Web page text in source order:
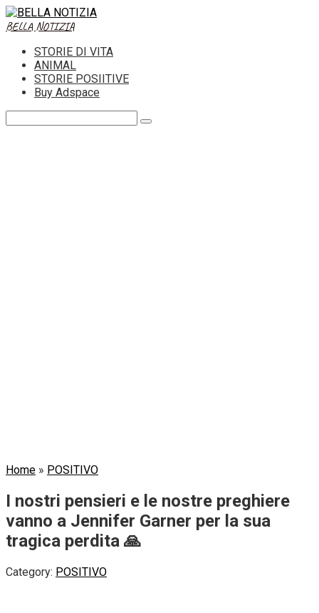
Skip
to
BELLA NOTIZIA
STORIE DI VITA
ANIMAL
STORIE POSIITIVE
Buy Adspace
Home » POSITIVO
I nostri pensieri e le nostre preghiere
vanno a Jennifer Garner per la sua
tragica perdita 🙏
Category: POSITIVO